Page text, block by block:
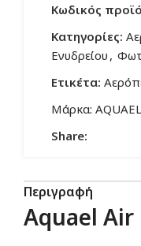
Κωδικός
Κατηγορίες:
Ενυδρείου ,
Ετικέτα:
Μάρκα: AQUAEL
Share:
Περιγραφή
Αquael Air